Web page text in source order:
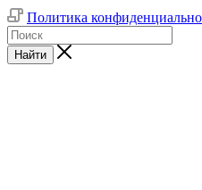
Политика
Найти